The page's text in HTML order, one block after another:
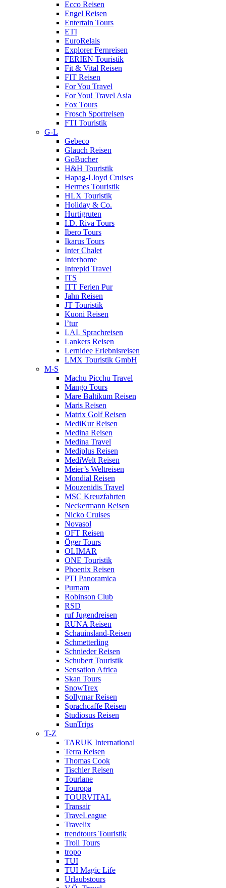
Ecco Reisen
Engel Reisen
Entertain Tours
ETI
EuroRelais
Explorer Fernreisen
FERIEN Touristik
Fit & Vital Reisen
FIT Reisen
For You Travel
For You! Travel Asia
Fox Tours
Frosch Sportreisen
FTI Touristik
G-L
Gebeco
Glauch Reisen
GoBucher
H&H Touristik
Hapag-Lloyd Cruises
Hermes Touristik
HLX Touristik
Holiday & Co.
Hurtigruten
I.D. Riva Tours
Ibero Tours
Ikarus Tours
Inter Chalet
Interhome
Intrepid Travel
ITS
ITT Ferien Pur
Jahn Reisen
JT Touristik
Kuoni Reisen
l’tur
LAL Sprachreisen
Lankers Reisen
Lernidee Erlebnisreisen
LMX Touristik GmbH
M-S
Machu Picchu Travel
Mango Tours
Mare Baltikum Reisen
Maris Reisen
Matrix Golf Reisen
MediKur Reisen
Medina Reisen
Medina Travel
Mediplus Reisen
MediWelt Reisen
Meier’s Weltreisen
Mondial Reisen
Mouzenidis Travel
MSC Kreuzfahrten
Neckermann Reisen
Nicko Cruises
Novasol
OFT Reisen
Öger Tours
OLIMAR
ONE Touristik
Phoenix Reisen
PTI Panoramica
Purnam
Robinson Club
RSD
ruf Jugendreisen
RUNA Reisen
Schauinsland-Reisen
Schmetterling
Schnieder Reisen
Schubert Touristik
Sensation Africa
Skan Tours
SnowTrex
Sollymar Reisen
Sprachcaffe Reisen
Studiosus Reisen
SunTrips
T-Z
TARUK International
Terra Reisen
Thomas Cook
Tischler Reisen
Tourlane
Touropa
TOURVITAL
Transair
TraveLeague
Travelix
trendtours Touristik
Troll Tours
tropo
TUI
TUI Magic Life
Urlaubstours